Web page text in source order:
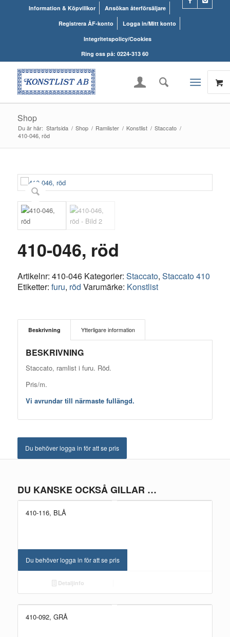
Information & Köpvillkor
Ansökan återförsäljare
Registrera ÅF-konto
Logga in/Mitt konto
Integritetspolicy/Cookies
Ring oss på: 0224-313 60
Shop
Du är här: Startsida / Shop / Ramlister / Konstlist / Staccato /
410-046, röd
410-046, röd
Artikelnr: 410-046 Kategorier: Staccato, Staccato 410
Etiketter: furu, röd Varumärke: Konstlist
Beskrivning Ytterligare information
BESKRIVNING
Staccato, ramlist i furu. Röd.
Pris/m.
Vi avrundar till närmaste fullängd.
Du behöver logga in för att se pris
DU KANSKE OCKSÅ GILLAR …
410-116, BLÅ
Du behöver logga in för att se pris
Detaljinfo
410-092, GRÅ